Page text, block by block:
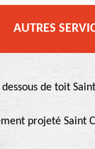
AUTRES
de toit
projeté Saint